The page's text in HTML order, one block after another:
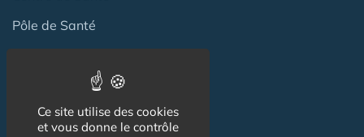
Pôle de Santé
Maison sport-santé
Centre de Soins et de Prévention
Ce site utilise des cookies
et vous donne le contrôle